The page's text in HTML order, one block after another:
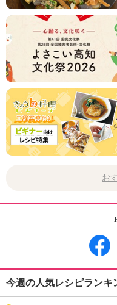
お
今週の人気レシピランキ